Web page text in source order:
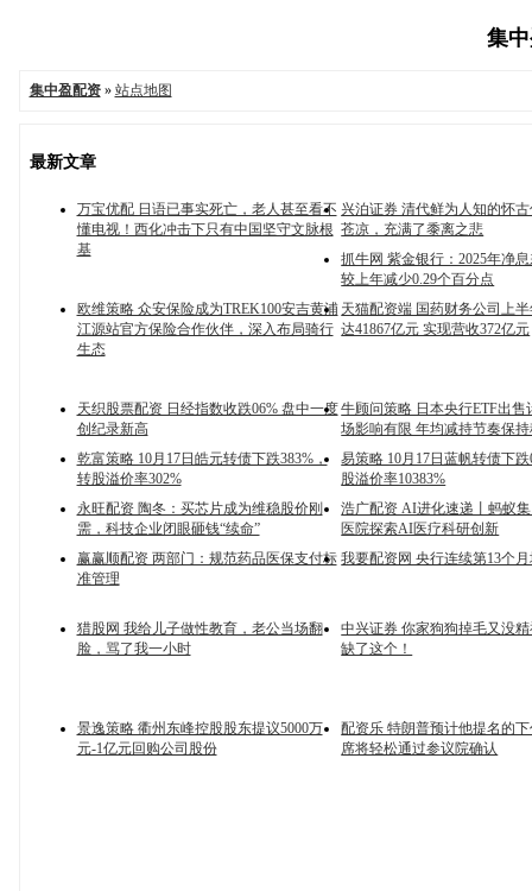
集
集中盈配资» 站点地图
最新文章
万宝优配 日语已事实死亡，老人甚至看不
懂电视！西化冲击下只有中国坚守文脉根
基
兴泊证券 清代鲜为人知的怀
苍凉，充满了黍离之悲
抓牛网 紫金银行：2025年净
较上年减少0.29个百分点
欧维策略 众安保险成为TREK100安吉黄浦
江源站官方保险合作伙伴，深入布局骑行
生态
天猫配资端 国药财务公司上
达41867亿元 实现营收372亿元
天织股票配资 日经指数收跌06% 盘中一度
创纪录新高
牛顾问策略 日本央行ETF出售
场影响有限 年均减持节奏保
乾富策略 10月17日皓元转债下跌383%，
转股溢价率302%
易策略 10月17日蓝帆转债下
股溢价率10383%
永旺配资 陶冬：买芯片成为维稳股价刚
需，科技企业闭眼砸钱“续命”
浩广配资 AI进化速递丨蚂蚁
医院探索AI医疗科研创新
赢赢顺配资 两部门：规范药品医保支付标
准管理
我要配资网 央行连续第13个
猎股网 我给儿子做性教育，老公当场翻
脸，骂了我一小时
中兴证券 你家狗狗掉毛又没
缺了这个！
景逸策略 衢州东峰控股股东提议5000万
元-1亿元回购公司股份
配资乐 特朗普预计他提名的
席将轻松通过参议院确认